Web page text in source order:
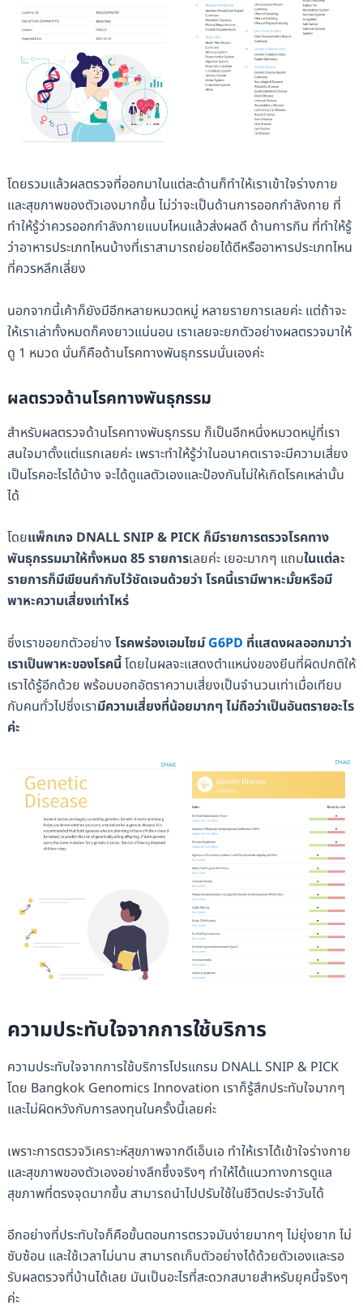
โดยรวมแล้วผลตรวจที่ออกมาในแต่ละด้านก็ทำให้เราเข้าใจร่างกาย
และสุขภาพของตัวเองมากขึ้น ไม่ว่าจะเป็นด้านการออกกำลังกาย ที่
ทำให้รู้ว่าควรออกกำลังกายแบบไหนแล้วส่งผลดี ด้านการกิน ที่ทำให้รู้
ว่าอาหารประเภทไหนบ้างที่เราสามารถย่อยได้ดีหรืออาหารประเภทไหน
ที่ควรหลีกเลี่ยง
นอกจากนี้เค้าก็ยังมีอีกหลายหมวดหมู่ หลายรายการเลยค่ะ แต่ถ้าจะ
ให้เราเล่าทั้งหมดก็คงยาวแน่นอน เราเลยจะยกตัวอย่างผลตรวจมาให้
ดู 1 หมวด นั่นก็คือด้านโรคทางพันธุกรรมนั่นเองค่ะ
ผลตรวจด้านโรคทางพันธุกรรม
สำหรับผลตรวจด้านโรคทางพันธุกรรม ก็เป็นอีกหนึ่งหมวดหมู่ที่เรา
สนใจมาตั้งแต่แรกเลยค่ะ เพราะทำให้รู้ว่าในอนาคตเราจะมีความเสี่ยง
เป็นโรคอะไรได้บ้าง จะได้ดูแลตัวเองและป้องกันไม่ให้เกิดโรคเหล่านั้น
ได้
โดยแพ็กเกจ DNALL SNIP & PICK ก็มีรายการตรวจโรคทาง
พันธุกรรมมาให้ทั้งหมด 85 รายการเลยค่ะ เยอะมากๆ แถมในแต่ละ
รายการก็มีเขียนกำกับไว้ชัดเจนด้วยว่า โรคนี้เรามีพาหะมั้ยหรือมี
พาหะความเสี่ยงเท่าไหร่
ซึ่งเราขอยกตัวอย่าง โรคพร่องเอมไซม์G6PD ที่แสดงผลออกมาว่า
เราเป็นพาหะของโรคนี้โดยในผลจะแสดงตำแหน่งของยีนที่ผิดปกติให้
เราได้รู้อีกด้วย พร้อมบอกอัตราความเสี่ยงเป็นจำนวนเท่าเมื่อเทียบ
กับคนทั่วไปซึ่งเรามีความเสี่ยงที่น้อยมากๆ ไม่ถือว่าเป็นอันตรายอะไร
ค่ะ
ความประทับใจจากการใช้บริการ
ความประทับใจจากการใช้บริการโปรแกรม DNALL SNIP & PICK
โดย Bangkok Genomics Innovation เราก็รู้สึกประทับใจมากๆ
และไม่ผิดหวังกับการลงทุนในครั้งนี้เลยค่ะ
เพราะการตรวจวิเคราะห์สุขภาพจากดีเอ็นเอ ทำให้เราได้เข้าใจร่างกาย
และสุขภาพของตัวเองอย่างลึกซึ้งจริงๆ ทำให้ได้แนวทางการดูแล
สุขภาพที่ตรงจุดมากขึ้น สามารถนำไปปรับใช้ในชีวิตประจำวันได้
อีกอย่างที่ประทับใจก็คือขั้นตอนการตรวจมันง่ายมากๆ ไม่ยุ่งยาก ไม่
ซับซ้อน และใช้เวลาไม่นาน สามารถเก็บตัวอย่างได้ด้วยตัวเองและรอ
รับผลตรวจที่บ้านได้เลย มันเป็นอะไรที่สะดวกสบายสำหรับยุคนี้จริงๆ
ค่ะ